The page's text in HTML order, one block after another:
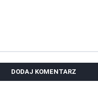
DODAJ KOMENTARZ